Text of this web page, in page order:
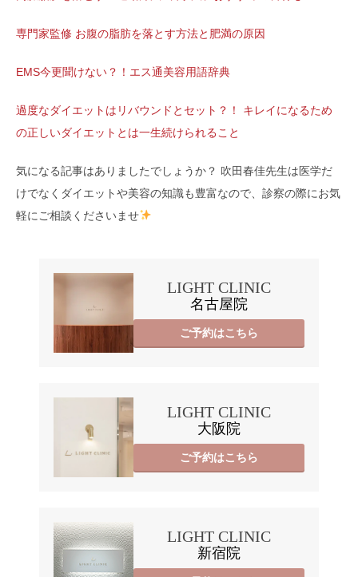
専門家監修 お腹の脂肪を落とす方法と肥満の原因
EMS今更聞けない？！エス通美容用語辞典
過度なダイエットはリバウンドとセット？！ キレイになるため
の正しいダイエットとは一生続けられること
気になる記事はありましたでしょうか？ 吹田春佳先生は医学だ
けでなくダイエットや美容の知識も豊富なので、診察の際にお気
軽にご相談くださいませ
LIGHT CLINIC
名古屋院
ご予約はこちら
LIGHT CLINIC
大阪院
ご予約はこちら
LIGHT CLINIC
新宿院